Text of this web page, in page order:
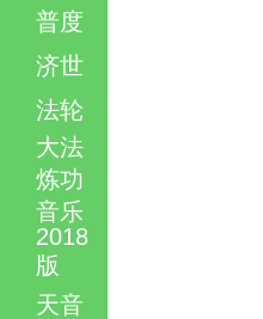
普度
济世
法轮
大法
炼功
音乐
2018
版
天音